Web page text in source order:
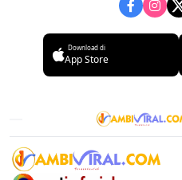
Download di
App Store